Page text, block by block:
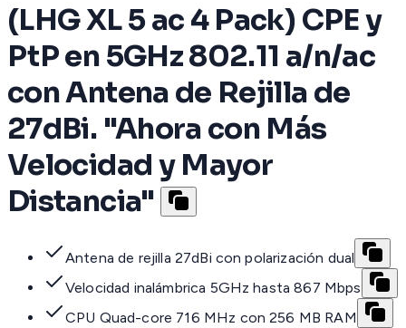
(LHG XL 5 ac 4 Pack) CPE y
PtP en 5GHz 802.11 a/n/ac
con Antena de Rejilla de
27dBi. "Ahora con Más
Velocidad y Mayor
Distancia"
Antena de rejilla 27dBi con polarización dual
Velocidad inalámbrica 5GHz hasta 867 Mbps
CPU Quad-core 716 MHz con 256 MB RAM